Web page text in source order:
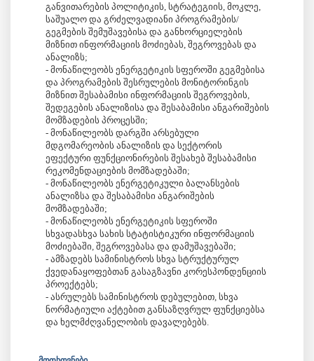
განვითარების პოლიტიკის, სტრატეგიის, მოკლე,
საშუალო და გრძელვადიანი პროგრამების/
გეგმების შემუშავებისა და განხორციელების
მიზნით ინფორმაციის მოძიებას, შეგროვებას და
ანალიზს;
- მონაწილეობს ენერგეტიკის სფეროში გეგმებისა
და პროგრამების შესრულების მონიტორინგის
მიზნით შესაბამისი ინფორმაციის შეგროვების,
შედეგების ანალიზისა და შესაბამისი ანგარიშების
მომზადების პროცესში;
- მონაწილეობს დარგში არსებული
მდგომარეობის ანალიზის და სექტორის
ეფექტური ფუნქციონირების შესახებ შესაბამისი
რეკომენდაციების მომზადებაში;
- მონაწილეობს ენერგეტიკული ბალანსების
ანალიზსა და შესაბამისი ანგარიშების
მომზადებაში;
- მონაწილეობს ენერგეტიკის სფეროში
სხვადასხვა სახის სტატისტიკური ინფორმაციის
მოძიებაში, შეგროვებასა და დამუშავებაში;
- ამზადებს სამინისტროს სხვა სტრუქტურულ
ქვედანაყოფებთან გასაგზავნი კორესპონდენციის
პროექტებს;
- ასრულებს სამინისტროს დებულებით, სხვა
ნორმატიული აქტებით განსაზღვრულ ფუნქციებსა
და ხელმძღვანელობის დავალებებს.